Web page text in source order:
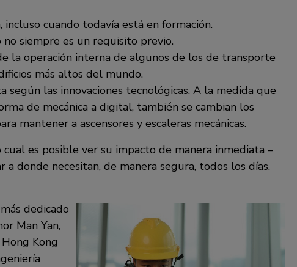
cuando todavía está en formación.
siempre es un requisito previo.
la operación interna de algunos de los de transporte
más altos del mundo.
según las innovaciones tecnológicas. A la medida que
de mecánica a digital, también se cambian los
mantener a ascensores y escaleras mecánicas.
es posible ver su impacto de manera inmediata –
a donde necesitan, de manera segura, todos los días.
dedicado
Man Yan,
Kong